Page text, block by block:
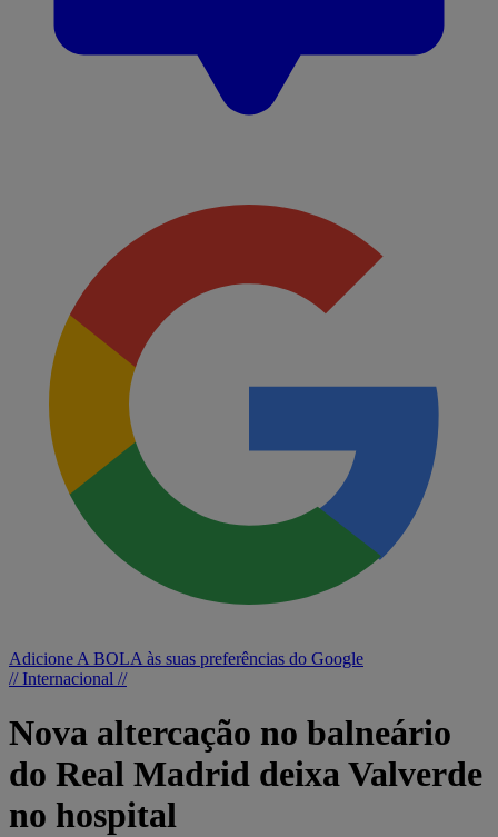
Adicione A BOLA às suas preferências do Google
// Internacional //
Nova altercação no balneário
do Real Madrid deixa Valverde
no hospital